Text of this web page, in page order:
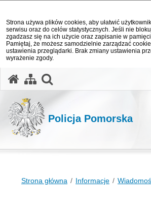
Strona używa plików cookies, aby ułatwić
serwisu oraz do celów statystycznych. Jeśli nie
zgadzasz się na ich użycie oraz zapisanie w
Pamiętaj, że możesz samodzielnie zarządzać
ustawienia przeglądarki. Brak zmiany ustawienia
wyrażenie zgody.
Policja Pomorska
Strona główna Informacje